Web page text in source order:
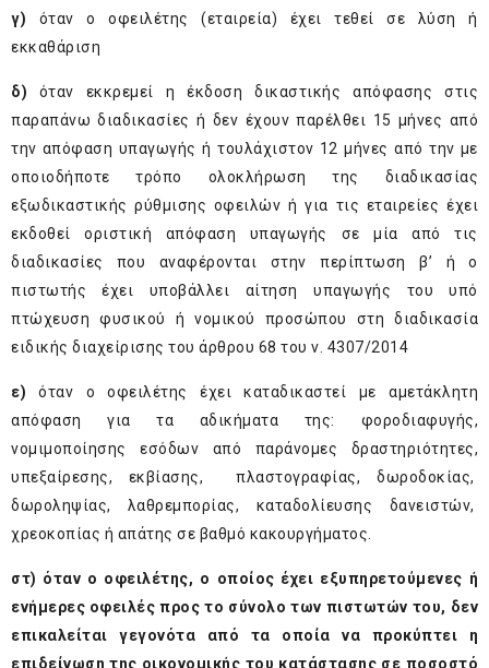
γ) όταν ο οφειλέτης (εταιρεία) έχει τεθεί σε λύση ή
εκκαθάριση
δ) όταν εκκρεμεί η έκδοση δικαστικής απόφασης στις
παραπάνω διαδικασίες ή δεν έχουν παρέλθει 15 μήνες από
την απόφαση υπαγωγής ή τουλάχιστον 12 μήνες από την με
οποιοδήποτε τρόπο ολοκλήρωση της διαδικασίας
εξωδικαστικής ρύθμισης οφειλών ή για τις εταιρείες έχει
εκδοθεί οριστική απόφαση υπαγωγής σε μία από τις
διαδικασίες που αναφέρονται στην περίπτωση β’ ή ο
πιστωτής έχει υποβάλλει αίτηση υπαγωγής του υπό
πτώχευση φυσικού ή νομικού προσώπου στη διαδικασία
ειδικής διαχείρισης του άρθρου 68 του ν. 4307/2014
ε) όταν ο οφειλέτης έχει καταδικαστεί με αμετάκλητη
απόφαση για τα αδικήματα της: φοροδιαφυγής,
νομιμοποίησης εσόδων από παράνομες δραστηριότητες,
υπεξαίρεσης, εκβίασης, πλαστογραφίας, δωροδοκίας,
δωροληψίας, λαθρεμπορίας, καταδολίευσης δανειστών,
χρεοκοπίας ή απάτης σε βαθμό κακουργήματος.
στ) όταν ο οφειλέτης, ο οποίος έχει εξυπηρετούμενες ή
ενήμερες οφειλές προς το σύνολο των πιστωτών του, δεν
επικαλείται γεγονότα από τα οποία να προκύπτει η
επιδείνωση της οικονομικής του κατάστασης σε ποσοστό